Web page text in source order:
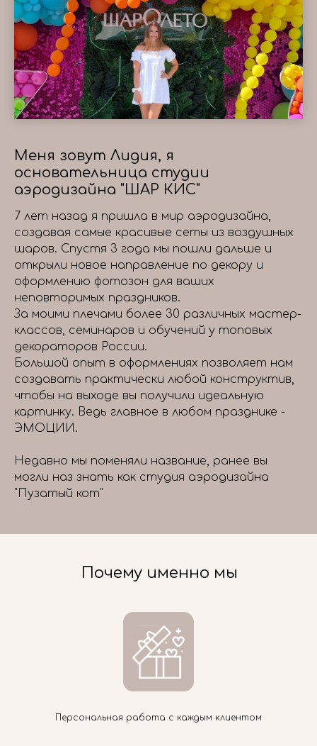
Меня зовут Лидия, я
основательница студии
аэродизайна "ШАР КИС"
7 лет назад я пришла в мир аэродизайна,
создавая самые красивые сеты из воздушных
шаров. Спустя 3 года мы пошли дальше и
открыли новое направление по декору и
оформлению фотозон для ваших
неповторимых праздников.
За моими плечами более 30 различных мастер-
классов, семинаров и обучений у топовых
декораторов России.
Большой опыт в оформлениях позволяет нам
создавать практически любой конструктив,
чтобы на выходе вы получили идеальную
картинку. Ведь главное в любом празднике -
ЭМОЦИИ.
Недавно мы поменяли название, ранее вы
могли наз знать как студия аэродизайна
"Пузатый кот"
Почему именно мы
Персональная работа с каждым клиентом